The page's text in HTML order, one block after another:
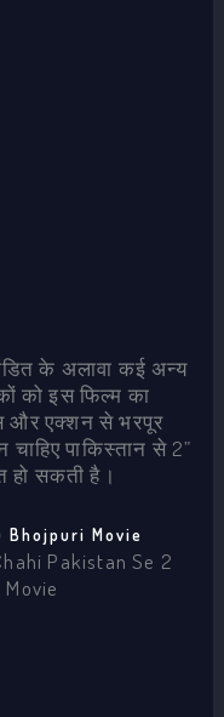
के अलावा कई अन्य
को इस फिल्म का
और एक्शन से भरपूर
पाकिस्तान से 2”
हो सकती है।
Bhojpuri Movie
Pakistan Se 2